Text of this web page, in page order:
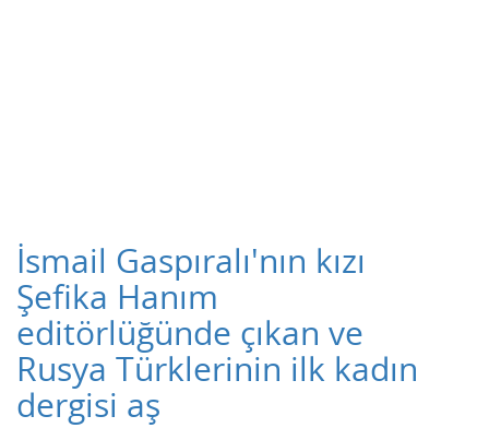
İsmail Gaspıralı'nın kızı
Şefika Hanım
editörlüğünde çıkan ve
Rusya Türklerinin ilk kadın
dergisi aş